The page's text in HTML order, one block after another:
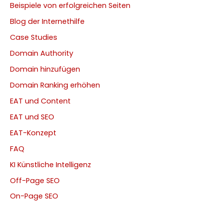
Beispiele von erfolgreichen Seiten
Blog der Internethilfe
Case Studies
Domain Authority
Domain hinzufügen
Domain Ranking erhöhen
EAT und Content
EAT und SEO
EAT-Konzept
FAQ
KI Künstliche Intelligenz
Off-Page SEO
On-Page SEO